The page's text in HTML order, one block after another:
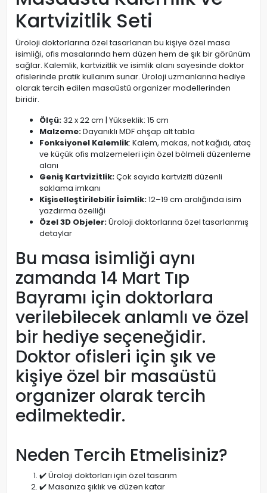
Kartvizitlik Seti
Üroloji doktorlarına özel tasarlanan bu kişiye özel masa
isimliği, ofis masalarında hem düzen hem de şık bir görünüm
sağlar. Kalemlik, kartvizitlik ve isimlik alanı sayesinde doktor
ofislerinde pratik kullanım sunar. Üroloji uzmanlarına hediye
olarak tercih edilen masaüstü organizer modellerinden
biridir.
Ölçü:32 x 22 cm | Yükseklik: 15 cm
Malzeme:Dayanıklı MDF ahşap alt tabla
Fonksiyonel Kalemlik: Kalem, makas, not kağıdı, ataç
ve küçük ofis malzemeleri için özel bölmeli düzenleme
alanı
Geniş Kartvizitlik:Çok sayıda kartviziti düzenli
saklama imkanı
Kişiselleştirilebilir İsimlik:12–19 cm aralığında isim
yazdırma özelliği
Özel 3D Objeler:Üroloji doktorlarına özel tasarlanmış
detaylar
Bu masa isimliği aynı
zamanda 14 Mart Tıp
Bayramı için doktorlara
verilebilecek anlamlı ve özel
bir hediye seçeneğidir.
Doktor ofisleri için şık ve
kişiye özel bir masaüstü
organizer olarak tercih
edilmektedir.
Neden Tercih Etmelisiniz?
✔️ Üroloji doktorları için özel tasarım
✔️ Masanıza şıklık ve düzen katar